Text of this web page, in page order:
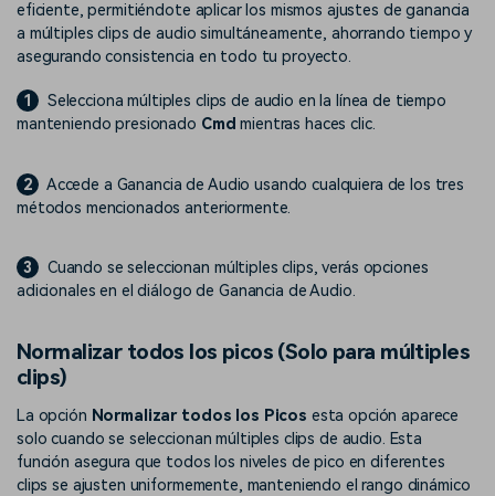
eficiente, permitiéndote aplicar los mismos ajustes de ganancia
a múltiples clips de audio simultáneamente, ahorrando tiempo y
asegurando consistencia en todo tu proyecto.
1
Selecciona múltiples clips de audio en la línea de tiempo
manteniendo presionado Cmd mientras haces clic.
2
Accede a Ganancia de Audio usando cualquiera de los tres
métodos mencionados anteriormente.
3
Cuando se seleccionan múltiples clips, verás opciones
adicionales en el diálogo de Ganancia de Audio.
Normalizar todos los picos (Solo para múltiples
clips)
La opción Normalizar todos los Picos esta opción aparece
solo cuando se seleccionan múltiples clips de audio. Esta
función asegura que todos los niveles de pico en diferentes
clips se ajusten uniformemente, manteniendo el rango dinámico